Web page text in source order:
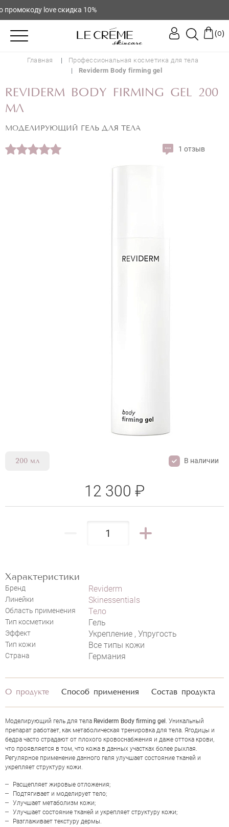
love скидка 10%
(0)
Главная
Профессиональная косметика для тела
Reviderm Body firming gel
REVIDERM BODY FIRMING GEL 200
МЛ
МОДЕЛИРУЮЩИЙ ГЕЛЬ ДЛЯ ТЕЛА
1 отзыв
REVIDERM BODY FIRMING GEL
200 мл В наличии
Характеристики
Бренд Reviderm
Линейки Skinessentials
Область применения Тело
Тип косметики Гель
Эффект Укрепление , Упругость
Тип кожи Все типы кожи
Страна Германия
12 300 ₽
ОЦЕНКА
О продукте Способ применения Состав продукта
Моделирующий гель для тела Reviderm Body firming gel . Уникальный
препарат работает, как метаболическая тренировка для тела. Ягодицы и
бедра часто страдают от плохого кровоснабжения и даже оттока крови,
что проявляется в том, что кожа в данных участках более рыхлая.
Регулярное применение данного геля улучшает состояние тканей и
укрепляет структуру кожи.
Расщепляет жировые отложения;
Подтягивает и моделирует тело;
Улучшает метаболизм кожи;
Улучшает состояние тканей и укрепляет структуру кожи;
Разглаживает текстуру дермы.